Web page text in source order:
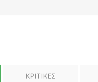
ΚΡΙΤΙΚΈΣ